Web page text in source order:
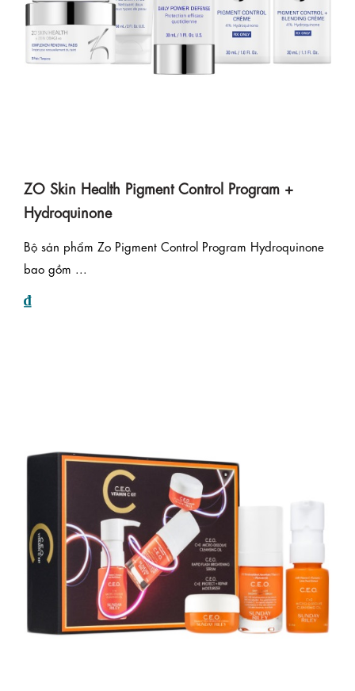
ZO Skin Health Pigment Control Program +
Hydroquinone
Bộ sản phẩm Zo Pigment Control Program Hydroquinone
bao gồm ...
₫